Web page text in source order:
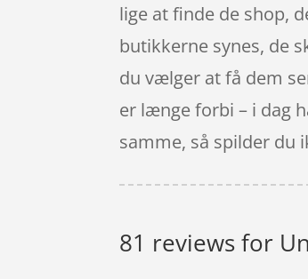
lige at finde de shop,
butikkerne synes, de
du vælger at få dem
er længe forbi – i dag
samme, så spilder du
81 reviews for